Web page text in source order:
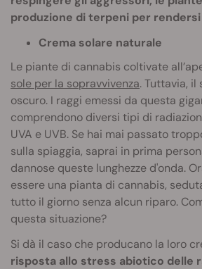
produzione di terpeni per
Crema solare naturale
Le piante di cannabis coltivate
sole per la sopravvivenza. Tuttavia, il
oscuro. I raggi emessi da questa
comprendono diversi tipi di
UVA e UVB. Se hai mai passato
sulla spiaggia, saprai in prima
dannose queste lunghezze d'onda.
essere una pianta di cannabis,
tutto il giorno senza alcun riparo.
questa situazione?
Si dà il caso che producano la loro
risposta allo stress abiotico delle